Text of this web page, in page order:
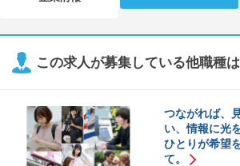
【開催地／開催日時】 東京都：随時
【ESのコツ紹介】会いたくなるES講座 ＊ア
【開催地／開催日時】 オンライン：随時
この求人が募集している他職種
つながれば、
い、情報に光
ひとりが希望
て。